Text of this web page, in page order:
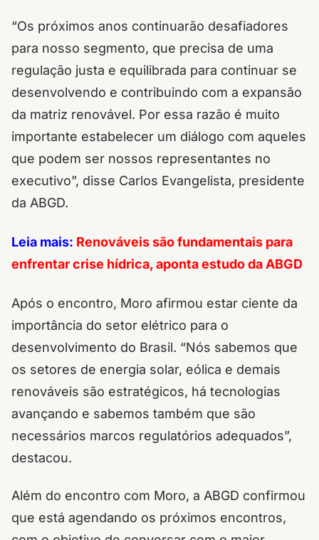
“Os próximos anos continuarão desafiadores
para nosso segmento, que precisa de uma
regulação justa e equilibrada para continuar se
desenvolvendo e contribuindo com a expansão
da matriz renovável. Por essa razão é muito
importante estabelecer um diálogo com aqueles
que podem ser nossos representantes no
executivo”, disse Carlos Evangelista, presidente
da ABGD.
Leia mais: Renováveis são fundamentais para
enfrentar crise hídrica, aponta estudo da ABGD
Após o encontro, Moro afirmou estar ciente da
importância do setor elétrico para o
desenvolvimento do Brasil. “Nós sabemos que
os setores de energia solar, eólica e demais
renováveis são estratégicos, há tecnologias
avançando e sabemos também que são
necessários marcos regulatórios adequados”,
destacou.
Além do encontro com Moro, a ABGD confirmou
que está agendando os próximos encontros,